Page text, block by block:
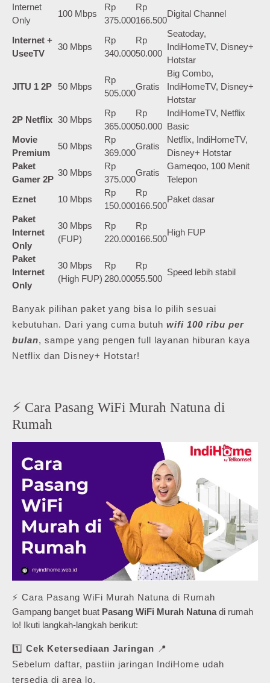
Internet
Only
100 Mbps
Rp
375.000
Rp
166.500
Digital Channel
Internet +
UseeTV
30 Mbps
Rp
340.000
Rp
50.000
Seatoday,
IndiHomeTV, Disney+
Hotstar
JITU 1 2P 50 Mbps
Rp
505.000
Gratis
Big Combo,
IndiHomeTV, Disney+
Hotstar
2P Netflix 30 Mbps
Rp
365.000
Rp
50.000
IndiHomeTV, Netflix
Basic
Movie
Premium
50 Mbps
Rp
369.000
Gratis
Netflix, IndiHomeTV,
Disney+ Hotstar
Paket
Gamer 2P
30 Mbps
Rp
375.000
Gratis
Gameqoo, 100 Menit
Telepon
Eznet
10 Mbps
Rp
150.000
Rp
166.500
Paket dasar
Paket
Internet
Only
30 Mbps
(FUP)
Rp
220.000
Rp
166.500
High FUP
Paket
Internet
Only
30 Mbps
(High FUP)
Rp
280.000
Rp
55.500
Speed lebih stabil
Banyak pilihan paket yang bisa lo pilih sesuai
kebutuhan. Dari yang cuma butuh wifi 100 ribu per
bulan, sampe yang pengen full layanan hiburan kaya
Netflix dan Disney+ Hotstar!
⚡ Cara Pasang WiFi Murah Natuna di
Rumah
⚡ Cara Pasang WiFi Murah Natuna di Rumah
Gampang banget buat Pasang WiFi Murah Natunadi rumah
lo! Ikuti langkah-langkah berikut:
1️⃣ Cek Ketersediaan Jaringan 📍
Sebelum daftar, pastiin jaringan IndiHome udah
tersedia di area lo.